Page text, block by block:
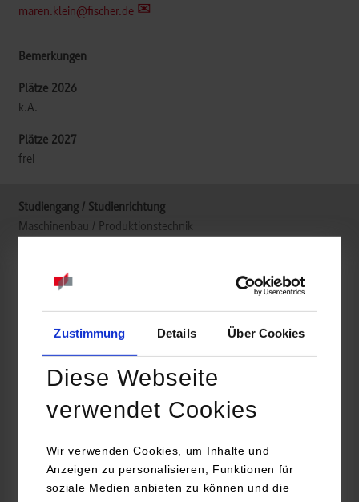
Zustimmung Details Über Cookies
Diese Webseite
verwendet Cookies
Wir verwenden Cookies, um Inhalte und
Anzeigen zu personalisieren, Funktionen für
soziale Medien anbieten zu können und die
maren.klein@fischer.de
k.A.
frei
Maschinenbau / Produktionstechnik
fischerwerke GmbH & Co. KG
72178 Waldachtal
Maren Klein
maren.klein@fischer.de